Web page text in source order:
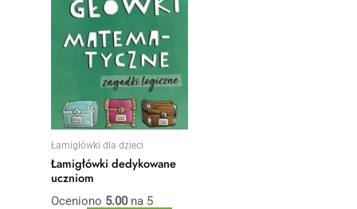
Łamigłówki dla dzieci
Łamigłówki dedykowane
uczniom
Oceniono 5.00na 5